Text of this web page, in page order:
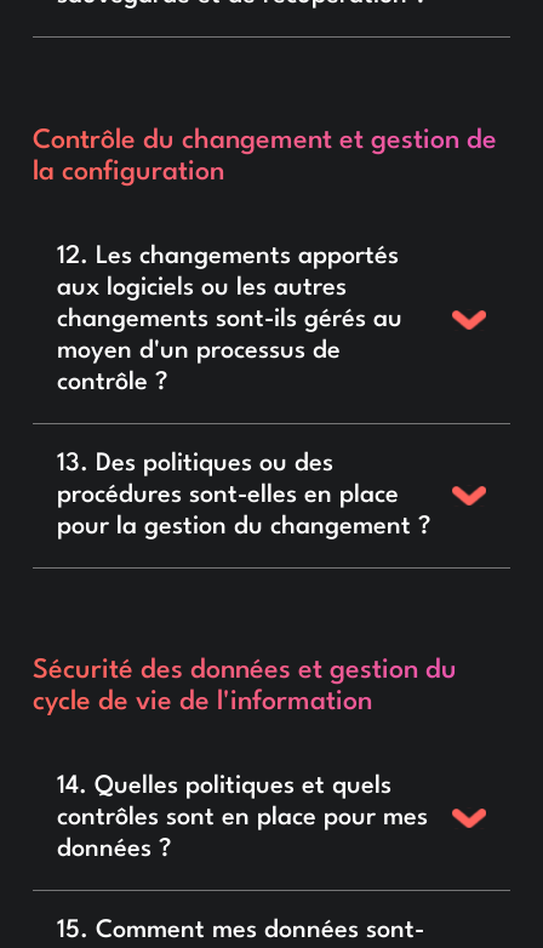
Contrôle du changement et gestion de
la configuration
12. Les changements apportés
aux logiciels ou les autres
changements sont-ils gérés au
moyen d'un processus de
contrôle ?
13. Des politiques ou des
procédures sont-elles en place
pour la gestion du changement ?
Sécurité des données et gestion du
cycle de vie de l'information
14. Quelles politiques et quels
contrôles sont en place pour mes
données ?
15. Comment mes données sont-